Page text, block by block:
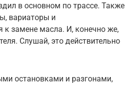
в основном по трассе. Также
вариаторы и
к замене масла. И, конечно же,
Слушай, это действительно
остановками и разгонами,